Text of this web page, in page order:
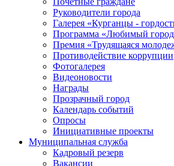
Руководители города
Галерея «Курганцы -
Программа «Любимый
Премия «Трудящаяся
Противодействие коррупции
Фотогалерея
Видеоновости
Награды
Прозрачный город
Календарь событий
Опросы
Инициативные проекты
Муниципальная служба
Кадровый резерв
Вакансии